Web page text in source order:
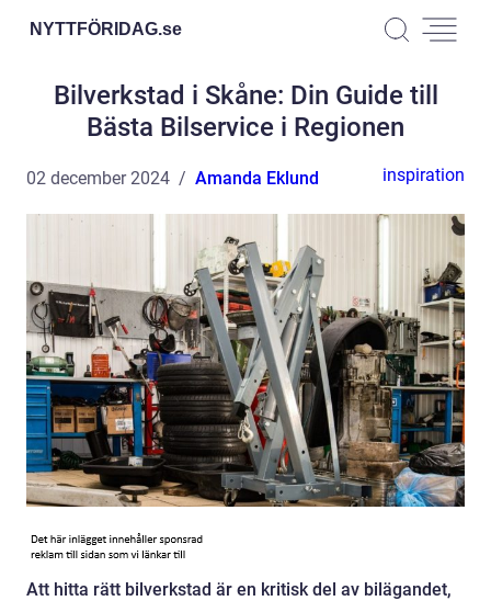
NYTTFÖRIDAG.se
Bilverkstad i Skåne: Din Guide till
Bästa Bilservice i Regionen
02 december 2024 Amanda Eklund inspiration
Att hitta rätt bilverkstad är en kritisk del av bilägandet,